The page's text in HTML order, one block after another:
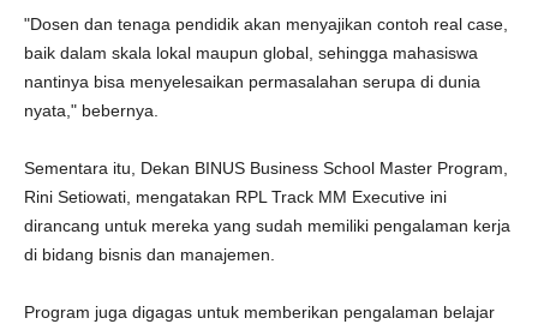
"Dosen dan tenaga pendidik akan menyajikan contoh real case,
baik dalam skala lokal maupun global, sehingga mahasiswa
nantinya bisa menyelesaikan permasalahan serupa di dunia
nyata," bebernya.
Sementara itu, Dekan BINUS Business School Master Program,
Rini Setiowati, mengatakan RPL Track MM Executive ini
dirancang untuk mereka yang sudah memiliki pengalaman kerja
di bidang bisnis dan manajemen.
Program juga digagas untuk memberikan pengalaman belajar